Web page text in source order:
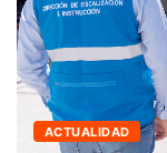
ACTUALIDAD